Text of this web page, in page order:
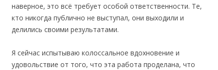
наверное, это всё требует особой ответственности. Те,
кто никогда публично не выступал, они выходили и
делились своими результатами.
Я сейчас испытываю колоссальное вдохновение и
удовольствие от того, что эта работа проделана, что